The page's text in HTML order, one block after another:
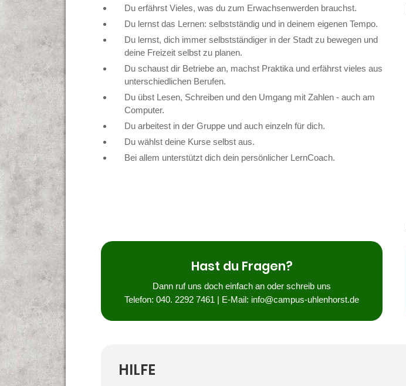
Du erfährst Vieles, was du zum Erwachsenwerden brauchst.
Du lernst das Lernen: selbstständig und in deinem eigenen Tempo.
Du lernst, dich immer selbstständiger in der Stadt zu bewegen und
deine Freizeit selbst zu planen.
Du schaust dir Betriebe an, machst Praktika und erfährst vieles aus
unterschiedlichen Berufen.
Du übst Lesen, Schreiben und den Umgang mit Zahlen - auch am
Computer.
Du arbeitest in der Gruppe und auch einzeln für dich.
Du wählst deine Kurse selbst aus.
Bei allem unterstützt dich dein persönlicher LernCoach.
Hast du Fragen?
Dann ruf uns doch einfach an oder schreib uns
Telefon: 040. 2292 7461 | E-Mail: info@campus-uhlenhorst.de
HILFE